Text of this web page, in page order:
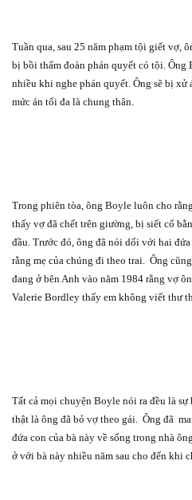
Tuần qua, sau 25 năm phạm tội giết vợ,
bị bồi thẩm đoàn phán quyết có tội.
nhiều khi nghe phán quyết. Ông sẽ bị
mức án tối đa là chung thân.
Trong phiên tòa, ông Boyle luôn cho
thấy vợ đã chết trên giường, bị siết cổ
đầu. Trước đó, ông đã nói dối với hai
rằng mẹ của chúng đi theo trai.
Ông
đang ở bên Anh vào năm 1984 rằng vợ
Valerie Bordley thấy em không viết thư
Tất cả mọi chuyện Boyle nói ra đều là
thật là ông đã bỏ vợ theo gái.
Ông đã
đứa con của bà này về sống trong nhà
ở với bà này nhiều năm sau cho đến khi